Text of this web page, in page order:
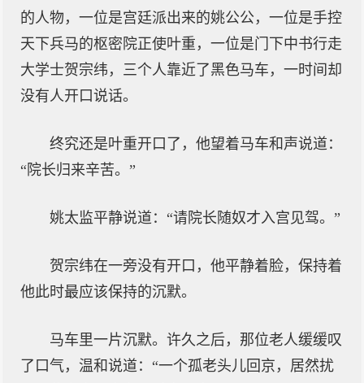
的人物，一位是宫廷派出来的姚公公，一位是手控
天下兵马的枢密院正使叶重，一位是门下中书行走
大学士贺宗纬，三个人靠近了黑色马车，一时间却
没有人开口说话。
终究还是叶重开口了，他望着马车和声说道：
“院长归来辛苦。”
姚太监平静说道：“请院长随奴才入宫见驾。”
贺宗纬在一旁没有开口，他平静着脸，保持着
他此时最应该保持的沉默。
马车里一片沉默。许久之后，那位老人缓缓叹
了口气，温和说道：“一个孤老头儿回京，居然扰